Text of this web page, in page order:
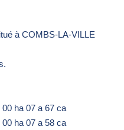
à COMBS-LA-VILLE
ha 07 a 67 ca
ha 07 a 58 ca